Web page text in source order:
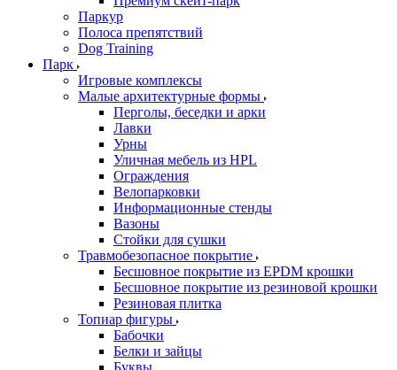
Паркур
Полоса препятствий
Dog Training
Парк
Игровые комплексы
Малые архитектурные формы
Перголы, беседки и арки
Лавки
Урны
Уличная мебель из HPL
Ограждения
Велопарковки
Информационные стенды
Вазоны
Стойки для сушки
Травмобезопасное покрытие
Бесшовное покрытие из EPDM крошки
Бесшовное покрытие из резиновой крошки
Резиновая плитка
Топиар фигуры
Бабочки
Белки и зайцы
Буквы